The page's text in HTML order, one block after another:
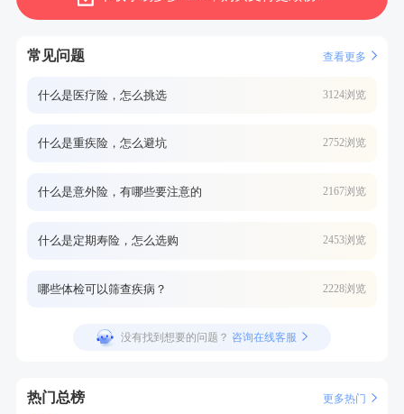
常见问题 查看更多
什么是医疗险，怎么挑选 3124浏览
什么是重疾险，怎么避坑 2752浏览
什么是意外险，有哪些要注意的 2167浏览
什么是定期寿险，怎么选购 2453浏览
哪些体检可以筛查疾病？ 2228浏览
没有找到想要的问题？ 咨询在线客服
热门总榜 更多热门